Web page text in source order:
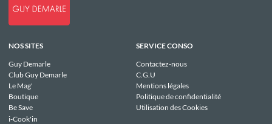
NOS SITES
Guy Demarle
Club Guy Demarle
Le Mag'
Boutique
Be Save
i-Cook'in
SERVICE CONSO
Contactez-nous
C.G.U
Mentions légales
Politique de confidentialité
Utilisation des Cookies